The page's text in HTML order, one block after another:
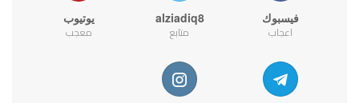
فيسبوك
اعجاب
alziadiq8
متابع
يوتيوب
معجب